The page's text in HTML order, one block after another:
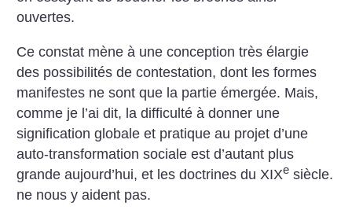
ouvertes.
Ce constat mène à une conception très élargie
des possibilités de contestation, dont les formes
manifestes ne sont que la partie émergée. Mais,
comme je l’ai dit, la difficulté à donner une
signification globale et pratique au projet d’une
auto-transformation sociale est d’autant plus
grande aujourd’hui, et les doctrines du XIXe siècle.
ne nous y aident pas.